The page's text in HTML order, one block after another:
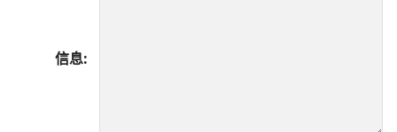
信息